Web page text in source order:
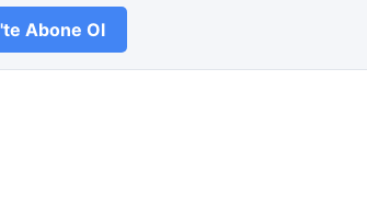
Abone Ol